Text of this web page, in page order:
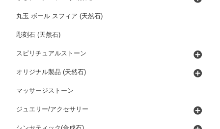
丸玉 ボール スフィア (天然石)
彫刻石 (天然石)
スピリチュアルストーン
オリジナル製品 (天然石)
マッサージストーン
ジュエリー/アクセサリー